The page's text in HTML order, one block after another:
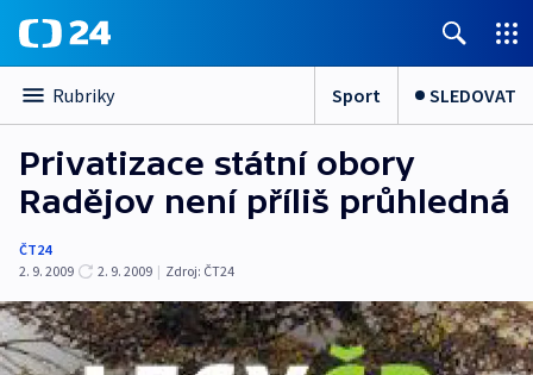
Rubriky Sport SLEDOVAT
Privatizace státní obory
Radějov není příliš průhledná
ČT24
2. 9. 2009
2. 9. 2009 | Zdroj: ČT24